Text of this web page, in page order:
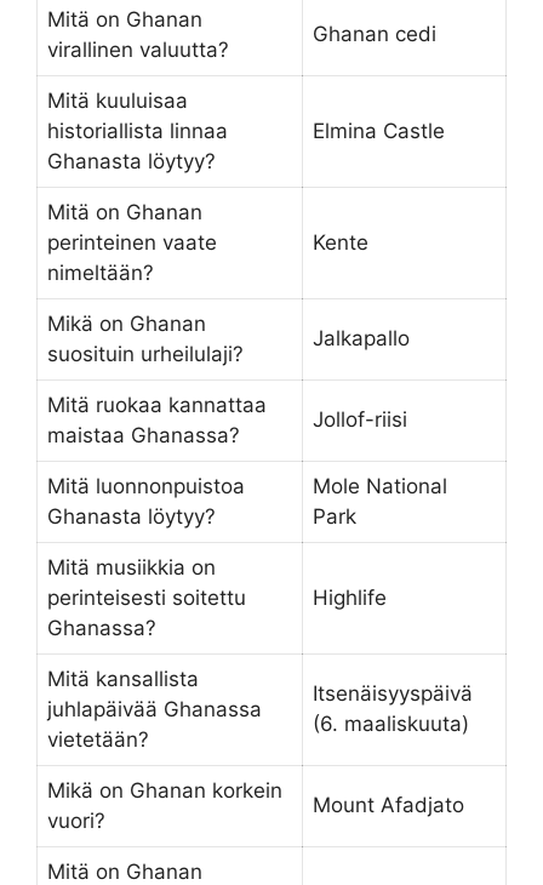
Mitä on Ghanan
virallinen valuutta?
Ghanan cedi
Mitä kuuluisaa
historiallista linnaa
Ghanasta löytyy?
Elmina Castle
Mitä on Ghanan
perinteinen vaate
nimeltään?
Kente
Mikä on Ghanan
suosituin urheilulaji?
Jalkapallo
Mitä ruokaa kannattaa
maistaa Ghanassa?
Jollof-riisi
Mitä luonnonpuistoa
Ghanasta löytyy?
Mole National
Park
Mitä musiikkia on
perinteisesti soitettu
Ghanassa?
Highlife
Mitä kansallista
juhlapäivää Ghanassa
vietetään?
Itsenäisyyspäivä
(6. maaliskuuta)
Mikä on Ghanan korkein
vuori?
Mount Afadjato
Mitä on Ghanan